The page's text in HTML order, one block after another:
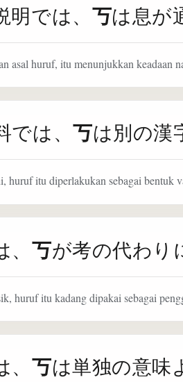
では、 丂は息が
asal huruf, itu menunjukkan keadaan
では、丂は別の漢
huruf itu diperlakukan sebagai bentuk
丂が考の代わり
huruf itu kadang dipakai sebagai
丂は単独の意味